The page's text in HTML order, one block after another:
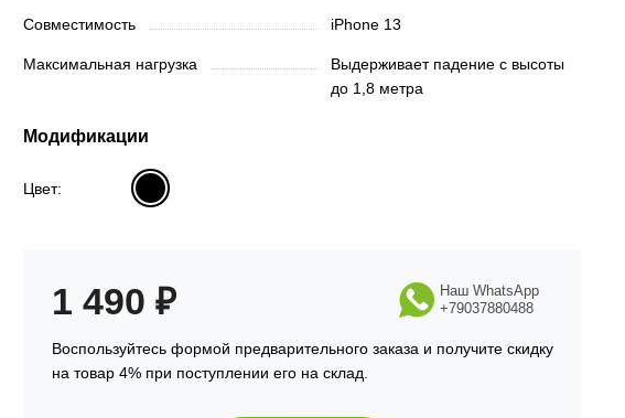
Совместимость iPhone 13
Максимальная нагрузка
Выдерживает падение с высоты
до 1,8 метра
Модификации
Цвет:
1 490 ₽
Воспользуйтесь формой предварительного заказа и получите скидку
на товар 4% при поступлении его на склад.
Наш WhatsApp
+79037880488